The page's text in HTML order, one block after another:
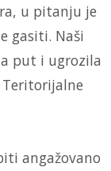
u pitanju je
gasiti. Naši
put i ugrozila
Teritorijalne
angažovano